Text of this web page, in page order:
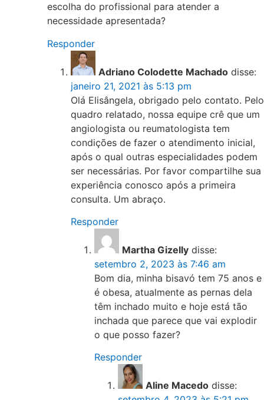
escolha do profissional para atender a
necessidade apresentada?
Responder
Adriano Colodette Machado disse:
janeiro 21, 2021 às 5:13 pm
Olá Elisângela, obrigado pelo contato. Pelo
quadro relatado, nossa equipe crê que um
angiologista ou reumatologista tem
condições de fazer o atendimento inicial,
após o qual outras especialidades podem
ser necessárias. Por favor compartilhe sua
experiência conosco após a primeira
consulta. Um abraço.
Responder
Martha Gizelly disse:
setembro 2, 2023 às 7:46 am
Bom dia, minha bisavó tem 75 anos e
é obesa, atualmente as pernas dela
têm inchado muito e hoje está tão
inchada que parece que vai explodir
o que posso fazer?
Responder
Aline Macedo disse: